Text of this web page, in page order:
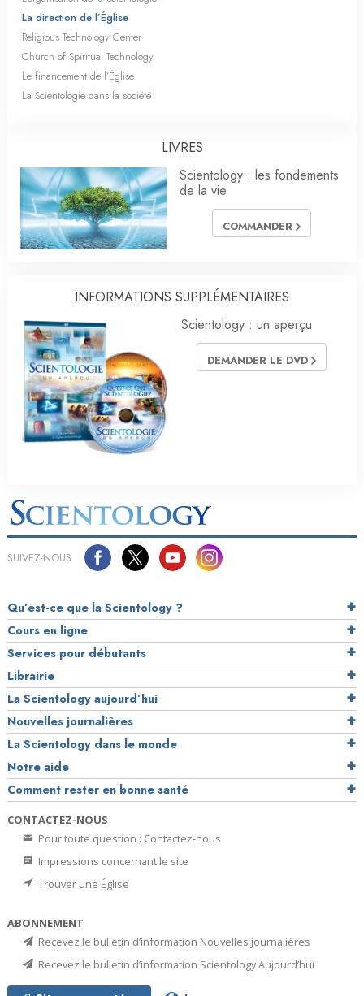
La direction de l’Église
Religious Technology Center
Church of Spiritual Technology
Le financement de l’Église
La Scientologie dans la société
LIVRES
Scientology : les fondements
de la vie
COMMANDER
INFORMATIONS SUPPLÉMENTAIRES
Scientology : un aperçu
DEMANDER LE DVD
SUIVEZ-NOUS
Qu’est-ce que la Scientology ?
Cours en ligne
Services pour débutants
Librairie
La Scientology aujourd’hui
Nouvelles journalières
La Scientology dans le monde
Notre aide
Comment rester en bonne santé
CONTACTEZ-NOUS
Pour toute question : Contactez-nous
Impressions concernant le site
Trouver une Église
ABONNEMENT
Recevez le bulletin d’information Nouvelles journalières
Recevez le bulletin d’information Scientology Aujourd’hui